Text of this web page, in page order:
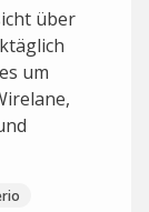
über
um